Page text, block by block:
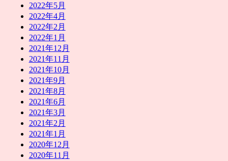
2022年5月
2022年4月
2022年2月
2022年1月
2021年12月
2021年11月
2021年10月
2021年9月
2021年8月
2021年6月
2021年3月
2021年2月
2021年1月
2020年12月
2020年11月